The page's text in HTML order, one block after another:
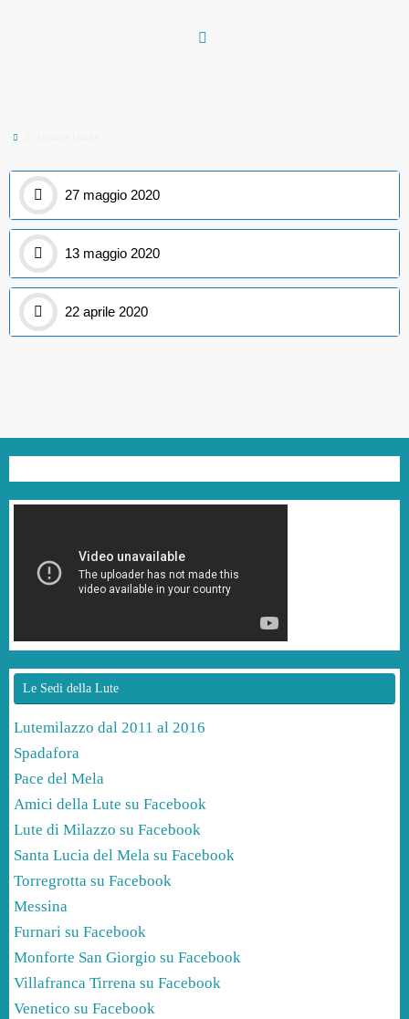
27 maggio 2020
13 maggio 2020
22 aprile 2020
Le Sedi della Lute
Lutemilazzo dal 2011 al 2016
Spadafora
Pace del Mela
Amici della Lute su Facebook
Lute di Milazzo su Facebook
Santa Lucia del Mela su Facebook
Torregrotta su Facebook
Messina
Furnari su Facebook
Monforte San Giorgio su Facebook
Villafranca Tirrena su Facebook
Venetico su Facebook